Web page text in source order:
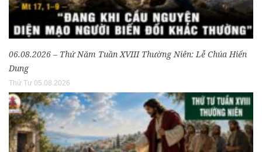
06.08.2026 – Thứ Năm Tuần XVIII Thường Niên: Lễ Chúa Hiển
Dung
Thứ Tư 05.08.2026